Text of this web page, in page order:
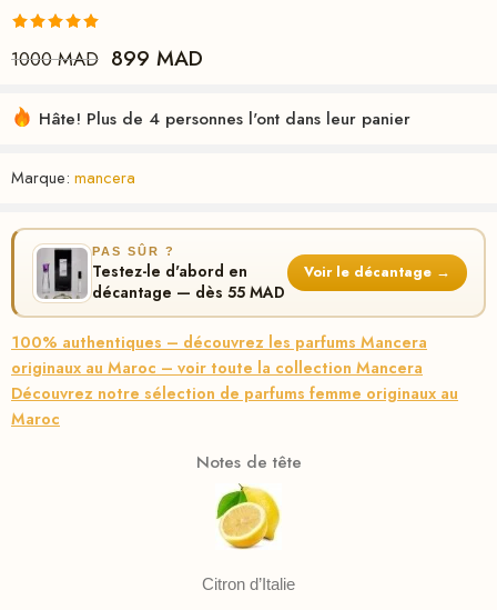
Noté5.00
2
client
1000MAD 899 MAD
Hâte! Plus de 4 personnes l'ont dans leur panier
Marque: mancera
PAS SÛR ?
Testez-le d'abord en
décantage — dès 55 MAD
Voir le décantage →
100% authentiques – découvrez les parfums Mancera
originaux au Maroc – voir toute la collection Mancera
Découvrez notre sélection de parfums femme originaux au
Maroc
Notes de tête
Citron d’Italie